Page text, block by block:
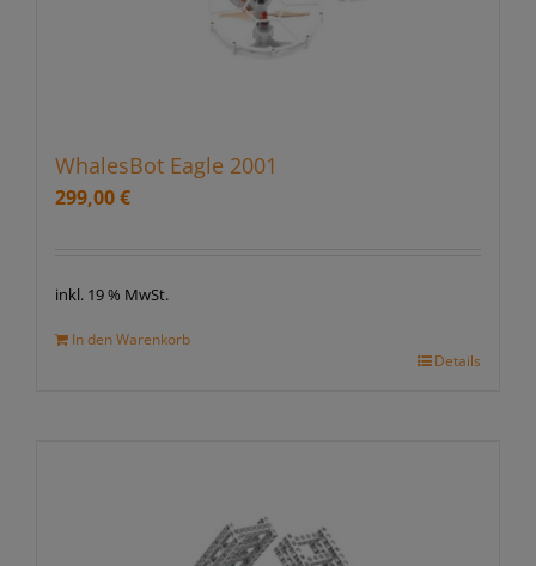
WhalesBot Eagle 2001
299,00€
inkl. 19 % MwSt.
In den Warenkorb
Details